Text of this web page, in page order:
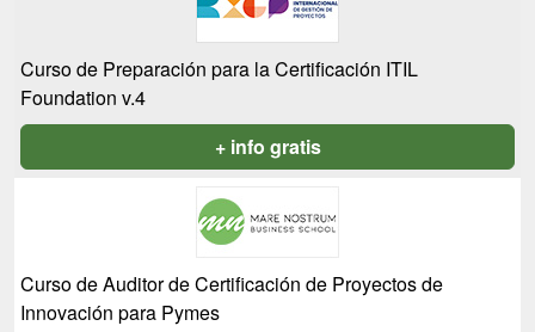
Curso de Preparación para la Certificación ITIL
Foundation v.4
+ info gratis
Curso de Auditor de Certificación de Proyectos de
Innovación para Pymes